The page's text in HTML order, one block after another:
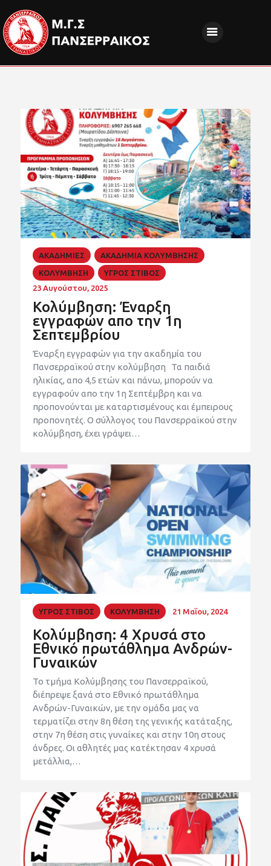
ΑΚΑΔΗΜΙΕΣ
ΦΙΛΑΘΛΟΙ
EUROPEAN PROGRAMS
ΚΟΙΝΩΝΙΚΗ ΕΥΘΥΝΗ
ΧΟΡΗΓΟΙ
FANZONE
ΑΚΑΔΗΜΙΕΣ ΑΚΑΔΗΜΙΑ ΚΟΛΥΜΒΗΣΗΣ
ΚΟΛΥΜΒΗΣΗ
ΥΓΡΟΣ ΣΤΙΒΟΣ
23 Αυγούστου, 2025
Κολύμβηση: Έναρξη
εγγραφών απο την 1η
Σεπτεμβρίου
Έναρξη εγγραφών για την ακαδημία του
Πανσερραϊκού στην κολύμβηση Τα παιδιά
ηλικίας, απο 4,5 ετών και πάνω, μπορούν να
εγγραφούν απο την 1η Σεπτέμβρη και να
προπονούνται με καταρτισμένους και έμπειρους
προπονητές. Ο σύλλογος του Πανσερραϊκού στην
κολύμβηση, έχει γράψει…
ΥΓΡΟΣ ΣΤΙΒΟΣ ΚΟΛΥΜΒΗΣΗ 21 Μαΐου, 2024
Κολύμβηση: 4 Χρυσά στο
Εθνικό πρωτάθλημα Ανδρών-
Γυναικών
Το τμήμα Κολύμβησης του Πανσερραϊκού,
διέπρεψε ξανά στο Εθνικό πρωτάθλημα
Ανδρών-Γυναικών, με την ομάδα μας να
τερματίζει στην 8η θέση της γενικής κατάταξης,
στην 7η θέση στις γυναίκες και στην 10η στους
άνδρες. Οι αθλητές μας κατέκτησαν 4 χρυσά
μετάλλια,…